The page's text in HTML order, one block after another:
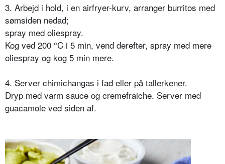
3. Arbejd i hold, i en airfryer-kurv, arranger burritos med
sømsiden nedad;
spray med oliespray.
Kog ved 200 °C i 5 min, vend derefter, spray med mere
oliespray og kog 5 min mere.
4. Server chimichangas i fad eller på tallerkener.
Dryp med varm sauce og cremefraiche. Server med
guacamole ved siden af.